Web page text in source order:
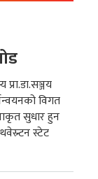
विगत
सुधार हुन
स्टेट